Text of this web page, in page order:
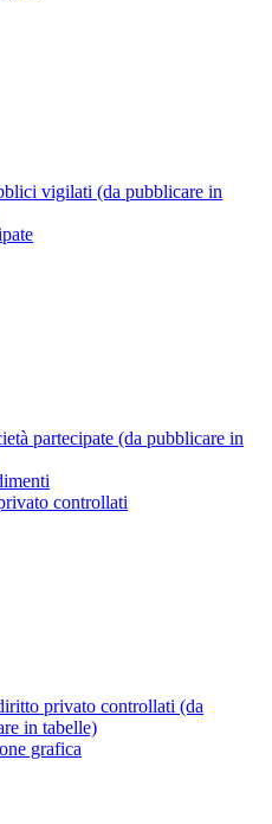
vigilati (da pubblicare in
partecipate (da pubblicare in
controllati
privato controllati (da
in tabelle)
grafica